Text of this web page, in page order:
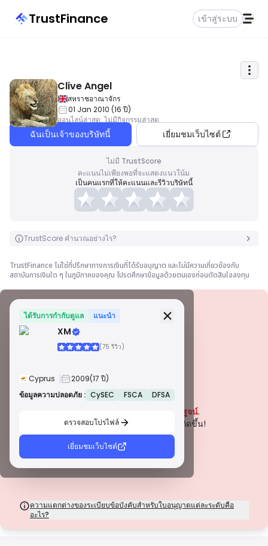
TrustFinance เข้าสู่ระบบ
Clive Angel
สหราชอาณาจักร
01 Jan 2010 (16 ปี)
ออนไลน์ล่าสุด: ไม่มีกิจกรรมล่าสุด
ฉันเป็นเจ้าของบริษัทนี้ เยี่ยมชมเว็บไซต์
ไม่มี TrustScore
คะแนนไม่เพียงพอที่จะแสดงแนวโน้ม
เป็นคนแรกที่ให้คะแนนและรีวิวบริษัทนี้
TrustScore คำนวณอย่างไร?
TrustFinance ไม่ใช่ที่ปรึกษาทางการเงินที่ได้รับอนุญาต และไม่มีความเกี่ยวข้องกับ
สถาบันการเงินใด ๆ ในภูมิภาคของคุณ โปรดศึกษาข้อมูลด้วยตนเองก่อนตัดสินใจลงทุน
ได้รับการกำกับดูแล แนะนำ
XM
(75 รีวิว)
Cyprus 2009(17 ปี)
ข้อมูลความปลอดภัย : CySEC FSCA DFSA
ตรวจสอบโปรไฟล์
เยี่ยมชมเว็บไซต์
ข้อมูลความปลอดภัย
คำเตือน
ยังไม่ได้รับการพิสูจน์.
โปรดระมัดระวังความเสี่ยงที่อาจเกิดขึ้น!
ความแตกต่างของระเบียบข้อบังคับสำหรับใบอนุญาตแต่ละระดับคือ
อะไร?
ออกโดยหน่วยงานกำกับดูแลที่มีชื่อเสียงระดับโลก ใบอนุญาตเหล่านี้รับประกันการ
มาตรฐาน AML/CTF ช่วยเพิ่มความปลอดภัยยิ่งขึ้น
ได้รับอนุญาตจากหน่วยงานกำกับดูแลระดับภูมิภาคที่ได้รับการยอมรับ ใบอนุญาต
เหล่านี้มีมาตรการความปลอดภัยที่แข็งแกร่ง เช่น การแยกเงินทุน การรายงาน
ทางการเงิน และแผนการชดเชย แม้ว่าจะเข้มงวดน้อยกว่าระดับ 1 เล็กน้อย แต่ก็
ออกโดยหน่วยงานกำกับดูแลในตลาดเกิดใหม่ ใบอนุญาตเหล่านี้ให้การคุ้มครองขั้น
พื้นฐาน เช่น ข้อกำหนดเงินทุนขั้นต่ำและนโยบาย AML การกำกับดูแลมีความเข้ม
งวดน้อยกว่า ดังนั้นผู้ค้าควรใช้ความระมัดระวังและตรวจสอบมาตรการความ
จากเขตอำนาจศาลที่มีการกำกับดูแลน้อยที่สุด ใบอนุญาตเหล่านี้มักขาดการ
คุ้มครองที่สำคัญ เช่น การแยกเงินทุนและการประกันภัย แม้ว่าจะมีความยืดหยุ่นใน